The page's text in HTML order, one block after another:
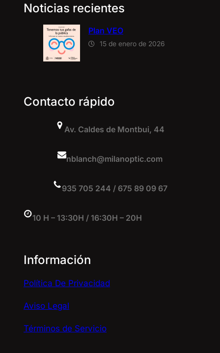
Noticias recientes
Plan VEO
15 de enero de 2026
Contacto rápido
Av. Caldes de Montbui, 44
nblanch@milanoptic.com
935 705 244 / 675 89 09 67
10 H – 13:30H / 16:30H – 20H
Información
Política De Privacidad
Aviso Legal
Términos de Servicio